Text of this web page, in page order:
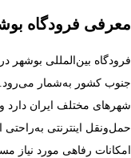
معرفی فرودگاه
فرودگاه بین‌المللی بوشهر
جنوب کشور به‌شمار می‌رود.
شهرهای مختلف ایران
حمل‌ونقل اینترنتی
امکانات رفاهی مورد نیاز